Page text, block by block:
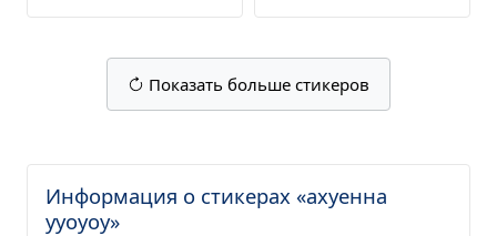
Показать больше стикеров
Информация о стикерах «ахуенна
ууоуоу»